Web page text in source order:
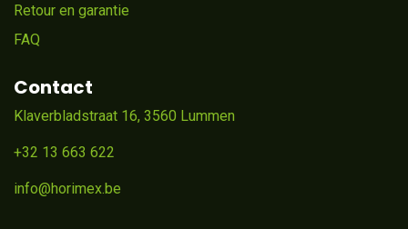
Retour en garantie
FAQ
Contact
Klaverbladstraat 16, 3560 Lummen
+32 13 663 622
info@horimex.be